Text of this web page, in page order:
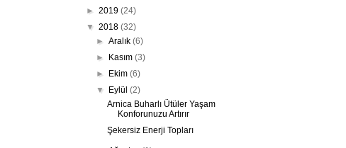
► 2019 (24)
▼ 2018 (32)
►Aralık(6)
► Kasım(3)
► Ekim(6)
▼ Eylül(2)
Arnica Buharlı Ütüler Yaşam
Konforunuzu Artırır
Şekersiz Enerji Topları